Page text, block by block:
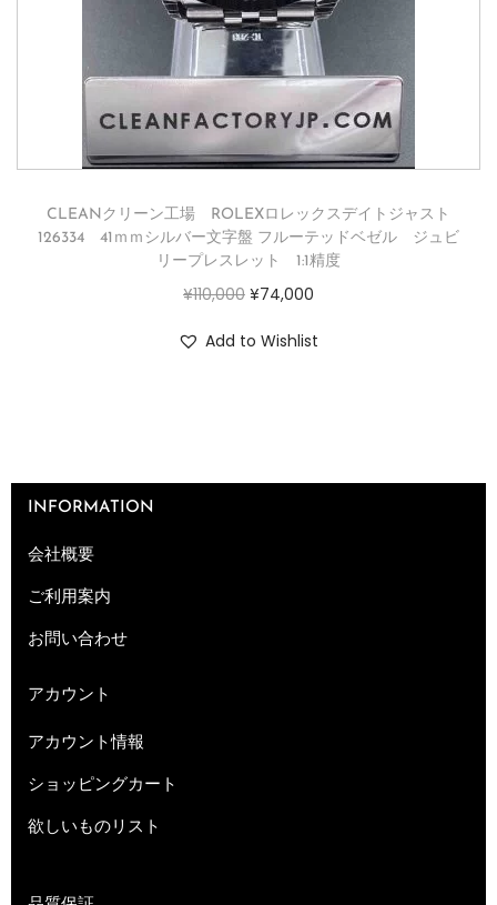
CLEANクリーン工場 ROLEXロレックスデイトジャスト
126334 41ｍｍシルバー文字盤 フルーテッドベゼル ジュビ
リープレスレット 1:1精度
¥110,000 ¥74,000
Add to Wishlist
INFORMATION
会社概要
ご利用案内
お問い合わせ
アカウント
アカウント情報
ショッピングカート
欲しいものリスト